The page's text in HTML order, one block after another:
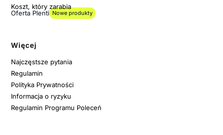
Koszt, który zarabia
Oferta Plenti Nowe produkty
Więcej
Najczęstsze pytania
Regulamin
Polityka Prywatności
Informacja o ryzyku
Regulamin Programu Poleceń